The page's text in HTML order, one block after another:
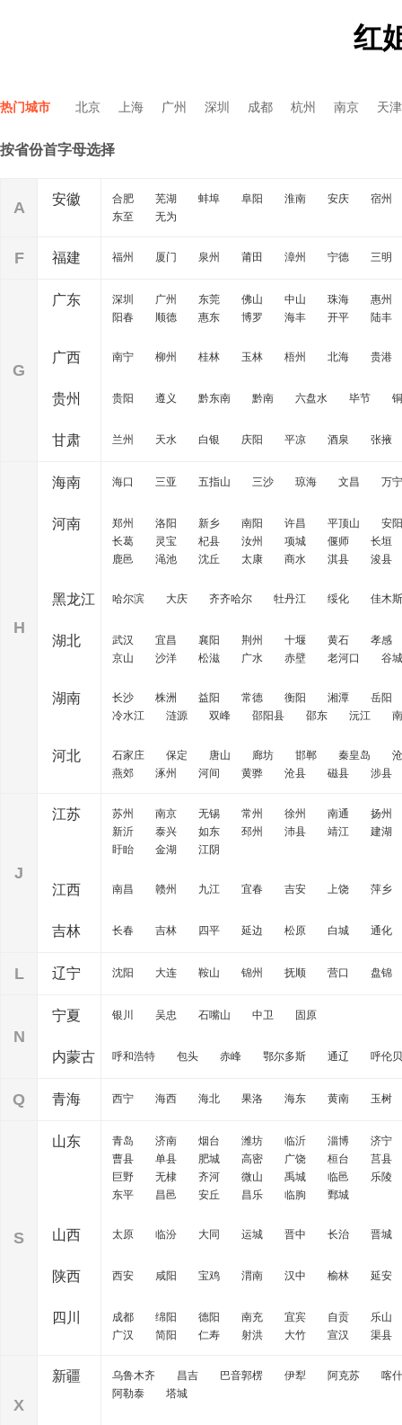
红
热门城市 北京 上海 广州 深圳 成都 杭州 南京 天津
按省份首字母选择
A 安徽 合肥 芜湖 蚌埠 阜阳 淮南 安庆
宿州
东至
无为
F 福建 福州 厦门 泉州 莆田 漳州 宁德 三明
G
广东 深圳 广州 东莞 佛山 中山 珠海
惠州
阳春
顺德 惠东 博罗 海丰 开平 陆丰
广西 南宁 柳州 桂林 玉林 梧州 北海 贵港
贵州 贵阳 遵义 黔东南 黔南 六盘水 毕节
甘肃 兰州 天水 白银 庆阳 平凉 酒泉 张掖
H
海南 海口 三亚 五指山 三沙 琼海 文昌 万宁
河南 郑州 洛阳 新乡 南阳 许昌 平顶山
安阳
长葛
灵宝 杞县 汝州 项城 偃师
长垣
鹿邑
渑池 沈丘 太康 商水 淇县 浚县
黑龙江 哈尔滨 大庆 齐齐哈尔 牡丹江 绥化 佳木斯
湖北 武汉 宜昌 襄阳 荆州 十堰 黄石
孝感
京山
沙洋 松滋 广水 赤壁 老河口 谷城
湖南 长沙 株洲 益阳 常德 衡阳 湘潭
岳阳
冷水江
涟源 双峰 邵阳县 邵东 沅江
河北 石家庄 保定 唐山 廊坊 邯郸 秦皇岛
燕郊
涿州 河间 黄骅 沧县 磁县 涉县
J
江苏 苏州 南京 无锡 常州 徐州 南通
扬州
新沂
泰兴 如东 邳州 沛县 靖江
建湖
盱眙
金湖 江阴
江西 南昌 赣州 九江 宜春 吉安 上饶 萍乡
吉林 长春 吉林 四平 延边 松原 白城 通化
L 辽宁 沈阳 大连 鞍山 锦州 抚顺 营口 盘锦
N
宁夏 银川 吴忠 石嘴山 中卫 固原
内蒙古 呼和浩特 包头 赤峰 鄂尔多斯 通辽 呼伦
Q 青海 西宁 海西 海北 果洛 海东 黄南 玉树
S
山东 青岛 济南 烟台 潍坊 临沂 淄博
济宁
曹县
单县 肥城 高密 广饶 桓台
莒县
巨野
无棣 齐河 微山 禹城 临邑
乐陵
东平
昌邑 安丘 昌乐 临朐 鄄城
山西 太原 临汾 大同 运城 晋中 长治 晋城
陕西 西安 咸阳 宝鸡 渭南 汉中 榆林 延安
四川 成都 绵阳 德阳 南充 宜宾 自贡
乐山
广汉
简阳 仁寿 射洪 大竹 宣汉 渠县
X
新疆 乌鲁木齐 昌吉 巴音郭楞 伊犁 阿克苏
喀什
阿勒泰
塔城